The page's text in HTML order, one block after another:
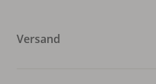
Versand